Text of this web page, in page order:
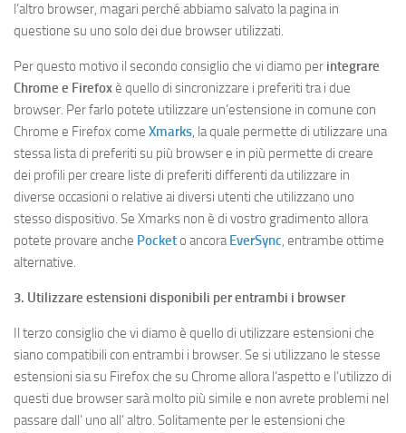
l’altro browser, magari perché abbiamo salvato la pagina in
questione su uno solo dei due browser utilizzati.
Per questo motivo il secondo consiglio che vi diamo per integrare
Chrome e Firefoxè quello di sincronizzare i preferiti tra i due
browser. Per farlo potete utilizzare un’estensione in comune con
Chrome e Firefox come Xmarks, la quale permette di utilizzare una
stessa lista di preferiti su più browser e in più permette di creare
dei profili per creare liste di preferiti differenti da utilizzare in
diverse occasioni o relative ai diversi utenti che utilizzano uno
stesso dispositivo. Se Xmarks non è di vostro gradimento allora
potete provare anche Pocketo ancora EverSync, entrambe ottime
alternative.
3. Utilizzare estensioni disponibili per entrambi i browser
Il terzo consiglio che vi diamo è quello di utilizzare estensioni che
siano compatibili con entrambi i browser. Se si utilizzano le stesse
estensioni sia su Firefox che su Chrome allora l’aspetto e l’utilizzo di
questi due browser sarà molto più simile e non avrete problemi nel
passare dall’ uno all’ altro. Solitamente per le estensioni che